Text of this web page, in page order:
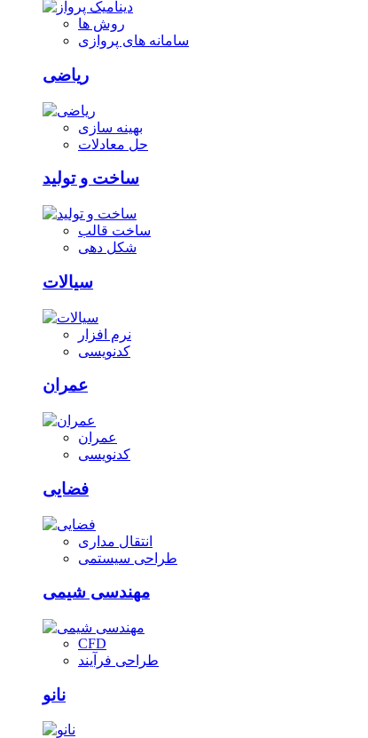
روش ها
سامانه های پروازی
ریاضی
بهینه سازی
حل معادلات
ساخت و تولید
ساخت قالب
شکل دهی
سیالات
نرم افزار
کدنویسی
عمران
عمران
کدنویسی
فضایی
انتقال مداری
طراحی سیستمی
مهندسی شیمی
CFD
طراحی فرآیند
نانو